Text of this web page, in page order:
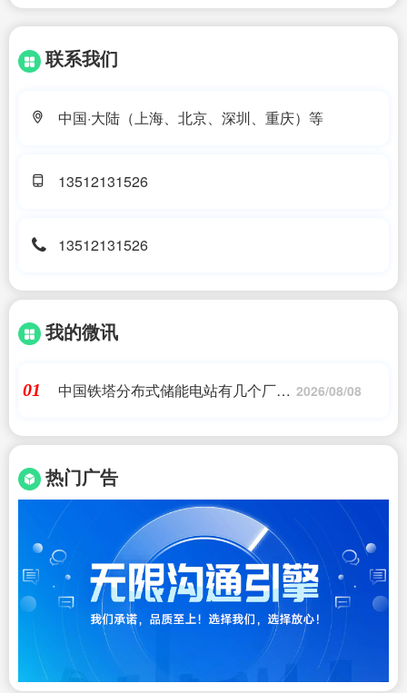
联系我们
中国·大陆（上海、北京、深圳、重庆）等
13512131526
13512131526
我的微讯
01
中国铁塔分布式储能电站有几个厂家
艾薇特
2026/08/08
热门广告